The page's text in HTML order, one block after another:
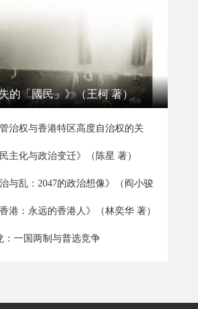
的「國民」》（王柯 著）
治权与香港特区高度自治权的关
主化与政治变迁》（陈星 著）
与乱：2047的政治想像》（阎小骏
港：永远的香港人》（林奕华 著）
：一国两制与普选竞争